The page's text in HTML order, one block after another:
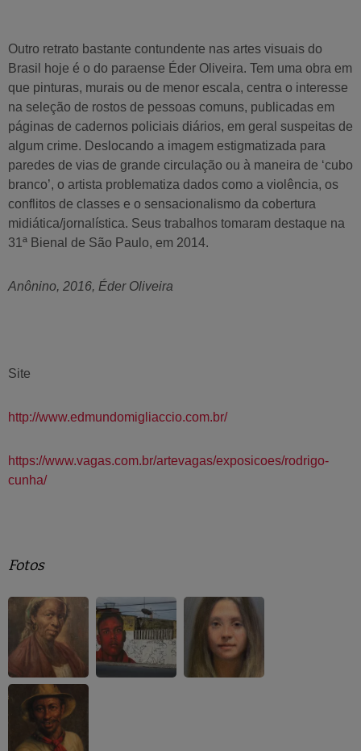
Outro retrato bastante contundente nas artes visuais do
Brasil hoje é o do paraense Éder Oliveira. Tem uma obra em
que pinturas, murais ou de menor escala, centra o interesse
na seleção de rostos de pessoas comuns, publicadas em
páginas de cadernos policiais diários, em geral suspeitas de
algum crime. Deslocando a imagem estigmatizada para
paredes de vias de grande circulação ou à maneira de ‘cubo
branco’, o artista problematiza dados como a violência, os
conflitos de classes e o sensacionalismo da cobertura
midiática/jornalística. Seus trabalhos tomaram destaque na
31ª Bienal de São Paulo, em 2014.
Anônino, 2016, Éder Oliveira
Site
http://www.edmundomigliaccio.com.br/
https://www.vagas.com.br/artevagas/exposicoes/rodrigo-
cunha/
Fotos